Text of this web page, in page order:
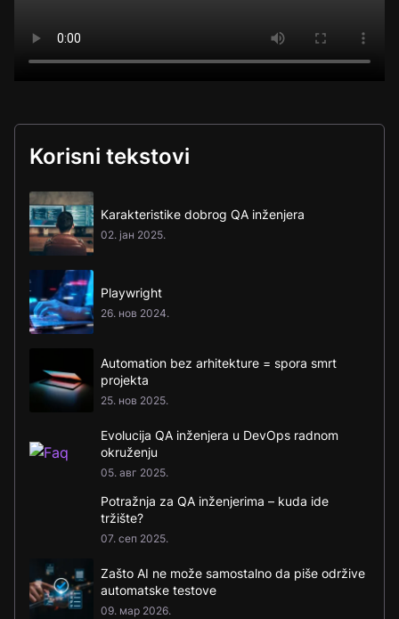
Korisni tekstovi
Karakteristike dobrog QA inženjera
02. јан 2025.
Playwright
26. нов 2024.
Automation bez arhitekture = spora smrt
projekta
25. нов 2025.
Evolucija QA inženjera u DevOps radnom
okruženju
05. авг 2025.
Potražnja za QA inženjerima – kuda ide
tržište?
07. сеп 2025.
Zašto AI ne može samostalno da piše održive
automatske testove
09. мар 2026.